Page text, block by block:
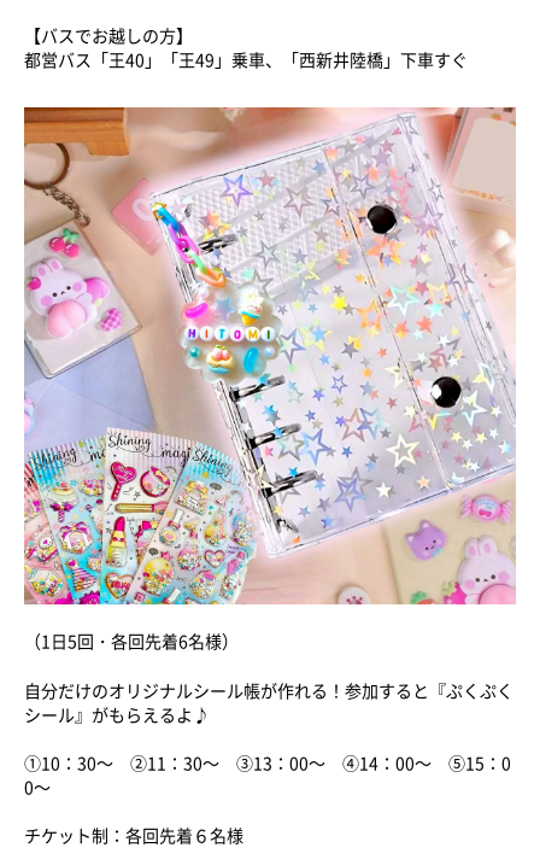
【バスでお越しの方】
都営バス「王40」「王49」乗車、「西新井陸橋」下車すぐ
（1日5回・各回先着6名様）
自分だけのオリジナルシール帳が作れる！参加すると『ぷくぷく
シール』がもらえるよ♪
①10：30～ ②11：30～ ③13：00～ ④14：00～ ⑤15：0
0～
チケット制：各回先着６名様